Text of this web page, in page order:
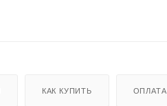
КАК КУПИТЬ ОПЛАТА